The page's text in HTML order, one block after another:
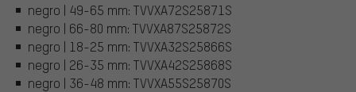
negro | 49-65 mm: TVVXA72S25871S
negro | 66-80 mm: TVVXA87S25872S
negro | 18-25 mm: TVVXA32S25866S
negro | 26-35 mm: TVVXA42S25868S
negro | 36-48 mm: TVVXA55S25870S